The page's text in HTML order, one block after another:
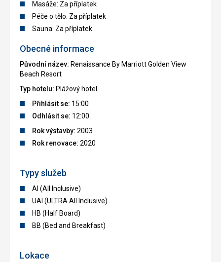
Masáže: Za příplatek
Péče o tělo: Za příplatek
Sauna: Za příplatek
Obecné informace
Původní název: Renaissance By Marriott Golden View
Beach Resort
Typ hotelu: Plážový hotel
Přihlásit se: 15:00
Odhlásit se: 12:00
Rok výstavby: 2003
Rok renovace: 2020
Typy služeb
AI (All Inclusive)
UAI (ULTRA All Inclusive)
HB (Half Board)
BB (Bed and Breakfast)
Lokace